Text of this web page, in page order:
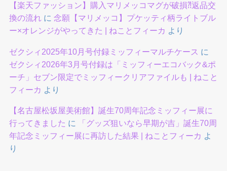
【楽天ファッション】購入マリメッコマグが破損⁈返品交
換の流れに 念願【マリメッコ】プケッティ柄ライトブル
ー×オレンジがやってきた | ねことフィーカ より
ゼクシィ2025年10月号付録ミッフィーマルチケース に
ゼクシィ2026年3月号付録は「ミッフィーエコバック&ポ
ーチ」セブン限定でミッフィークリアファイルも | ねこと
フィーカ より
【名古屋松坂屋美術館】誕生70周年記念ミッフィー展に
行ってきました に
「グッズ狙いなら早期が吉」誕生70周
年記念ミッフィー展に再訪した結果 | ねことフィーカ よ
り